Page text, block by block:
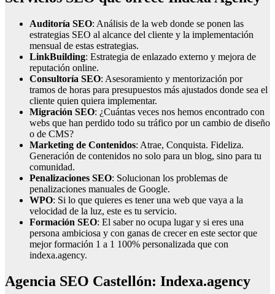
Auditoría SEO: Análisis de la web donde se ponen las
estrategias SEO al alcance del cliente y la implementación
mensual de estas estrategias.
LinkBuilding: Estrategia de enlazado externo y mejora de
reputación online.
Consultoría SEO: Asesoramiento y mentorización por
tramos de horas para presupuestos más ajustados donde sea el
cliente quien quiera implementar.
Migración SEO: ¿Cuántas veces nos hemos encontrado con
webs que han perdido todo su tráfico por un cambio de diseño
o de CMS?
Marketing de Contenidos: Atrae, Conquista. Fideliza.
Generación de contenidos no solo para un blog, sino para tu
comunidad.
Penalizaciones SEO: Solucionan los problemas de
penalizaciones manuales de Google.
WPO: Si lo que quieres es tener una web que vaya a la
velocidad de la luz, este es tu servicio.
Formación SEO: El saber no ocupa lugar y si eres una
persona ambiciosa y con ganas de crecer en este sector que
mejor formación 1 a 1 100% personalizada que con
indexa.agency.
Agencia SEO Castellón: Indexa.agency